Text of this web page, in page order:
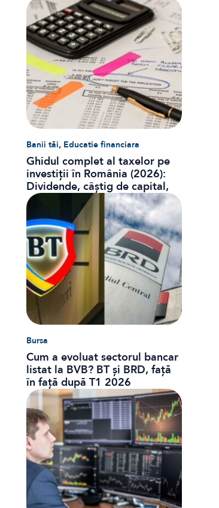
Banii tăi, Educatie financiara
Ghidul complet al taxelor pe
investiții în România (2026):
Dividende, câștig de capital,
dobânzi și CASS
Bursa
Cum a evoluat sectorul bancar
listat la BVB? BT și BRD, față
în față după T1 2026